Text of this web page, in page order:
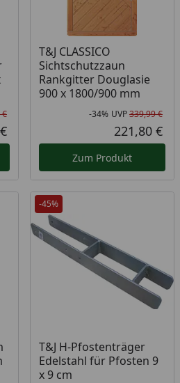
Rabatt in Prozent
Ursprünglicher Preis
€
Aktueller Preis
T&J CLASSICO
Sichtschutzzaun
Rankgitter Douglasie
900 x 1800/900 mm
-34% UVP339,99 €
221,80 €
Zum Produkt
-45%
T&J H-Pfostenträger
Edelstahl für Pfosten 9
x 9 cm